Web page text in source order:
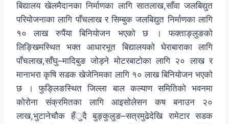
बिद्यालय खेलमैदानका निर्माणका लागि सातलाख,साँवा जलबिद्युत
परियोजनाका लागि पाँचलाख र सिम्बुक जलबिद्युत निर्माणका लागि
१० लाख रुपैंया बिनियोजन भएको छ । फक्ताङ्लुङको
लिङ्खिमस्थित भक्त आधारभूत बिद्यालयको घेराबाराका लागि
पाँचलाख,साँघु–मादिबुङ जोड्ने मोटरबाटोका लागि २० लाख र
मानाभरा कृषि सडक खेजेनिमका लागि १० लाख बिनियोजन भएको
छ । फुङ्लिङस्थित जिल्ला बाल कल्याण समितिको भवनमा
कोरोना संक्रमितका लागि आइसोलेसन कष बनाउन २०
लाख,भुटानेचौक हँुदै बुङ्कुलुङ–सत्रमुढेदेखि रामेटार सडक